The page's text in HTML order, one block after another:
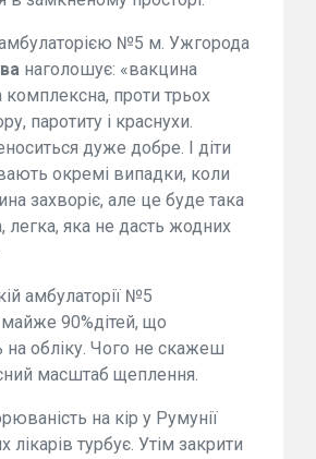
№5 м. Ужгорода
наголошує: «вакцина
проти трьох
паротиту і краснухи.
дуже добре. І діти
окремі випадки, коли
захворіє, але це буде така
легка, яка не дасть жодних
амбулаторії №5
90%дітей, що
обліку. Чого не скажеш
масштаб щеплення.
на кір у Румунії
лікарів турбує. Утім закрити